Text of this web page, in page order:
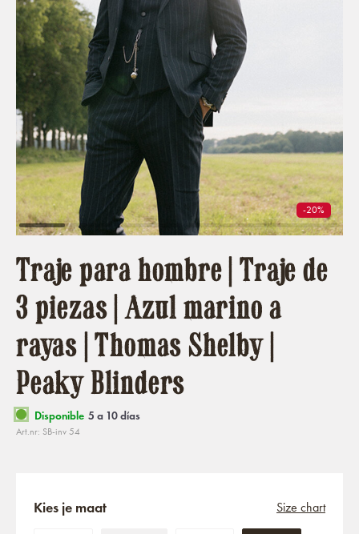
-20%
Traje para hombre | Traje de
3 piezas | Azul marino a
rayas | Thomas Shelby |
Peaky Blinders
Disponible 5 a 10 días
Art.nr: SB-inv 54
Kies je maat Size chart